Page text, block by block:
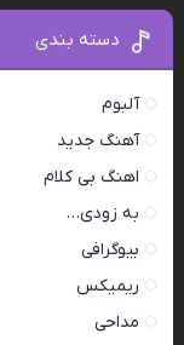
دسته بندی
آلبوم
آهنگ جدید
اهنگ بی کلام
به زودی…
بیوگرافی
ریمیکس
مداحی